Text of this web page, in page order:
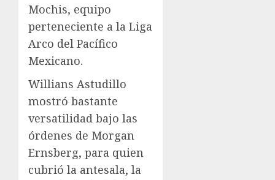
Mochis, equipo
perteneciente a la Liga
Arco del Pacífico
Mexicano.
Willians Astudillo
mostró bastante
versatilidad bajo las
órdenes de Morgan
Ernsberg, para quien
cubrió la antesala, la